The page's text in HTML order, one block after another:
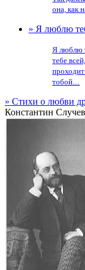
она, как
» Я люблю
Я люблю
тебе
тобой....
» Стихи о любви
Константин